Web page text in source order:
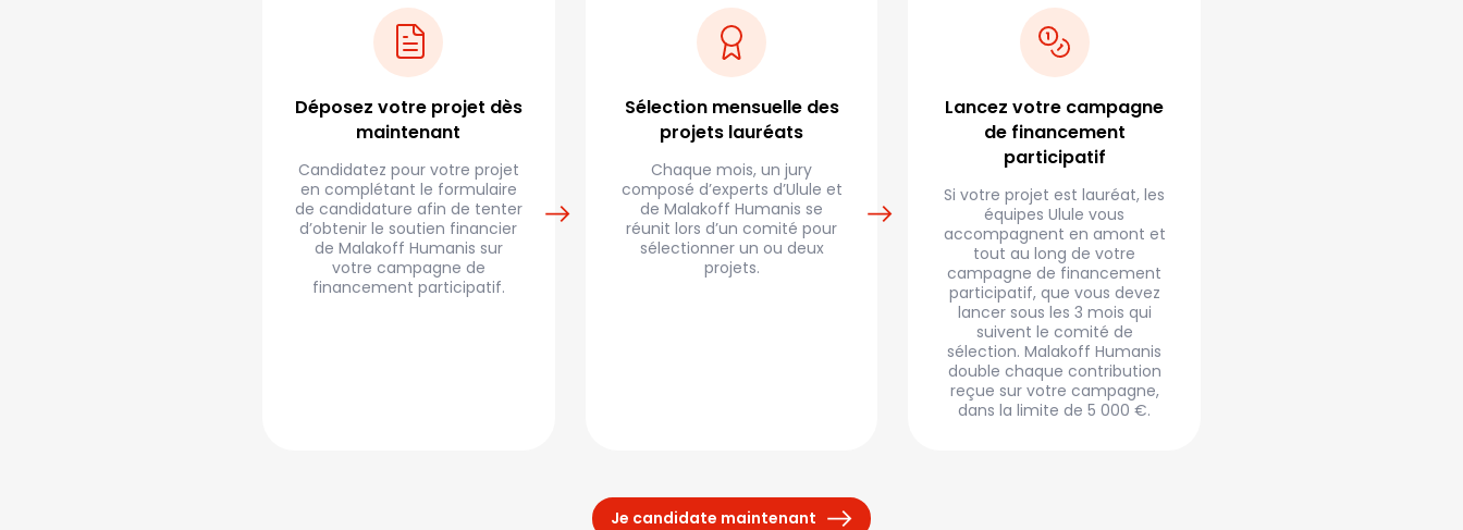
Déposez votre projet dès
maintenant
Candidatez pour votre projet
en complétant le formulaire
de candidature afin de tenter
d’obtenir le soutien financier
de Malakoff Humanis sur
votre campagne de
financement participatif.
Sélection mensuelle des
projets lauréats
Chaque mois, un jury
composé d’experts d’Ulule et
de Malakoff Humanis se
réunit lors d’un comité pour
sélectionner un ou deux
projets.
Lancez votre campagne
de financement
participatif
Si votre projet est lauréat, les
équipes Ulule vous
accompagnent en amont et
tout au long de votre
campagne de financement
participatif, que vous devez
lancer sous les 3 mois qui
suivent le comité de
sélection. Malakoff Humanis
double chaque contribution
reçue sur votre campagne,
dans la limite de 5 000 €.
Je candidate maintenant